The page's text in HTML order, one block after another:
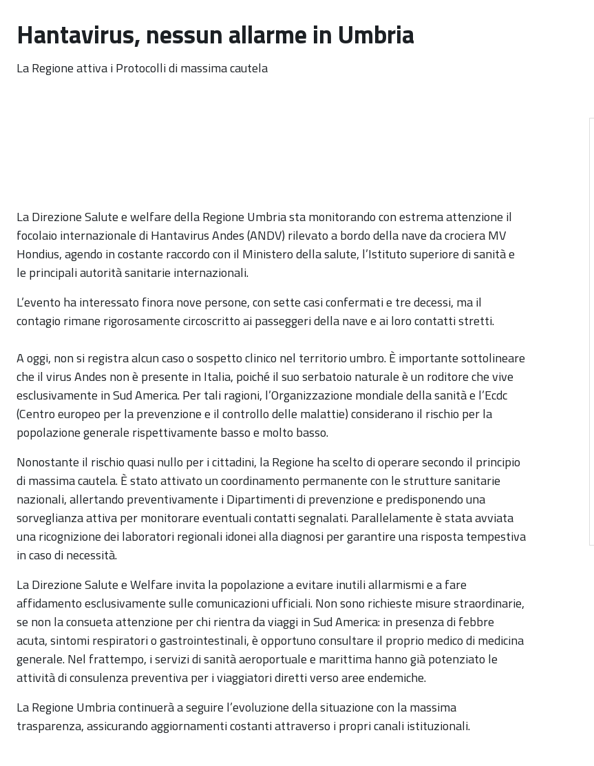
Hantavirus, nessun allarme in Umbria
La Regione attiva i Protocolli di massima cautela
La Direzione Salute e welfare della Regione Umbria sta monitorando con estrema attenzione il
focolaio internazionale di Hantavirus Andes (ANDV) rilevato a bordo della nave da crociera MV
Hondius, agendo in costante raccordo con il Ministero della salute, l’Istituto superiore di sanità e
le principali autorità sanitarie internazionali.
L’evento ha interessato finora nove persone, con sette casi confermati e tre decessi, ma il
contagio rimane rigorosamente circoscritto ai passeggeri della nave e ai loro contatti stretti.
Aoggi, non si registra alcun caso o sospetto clinico nel territorio umbro. È importante sottolineare
che il virus Andes non è presente in Italia, poiché il suo serbatoio naturale è un roditore che vive
esclusivamente in Sud America. Per tali ragioni, l’Organizzazione mondiale della sanità e l’Ecdc
(Centro europeo per la prevenzione e il controllo delle malattie) considerano il rischio per la
popolazione generale rispettivamente basso e molto basso.
Nonostante il rischio quasi nullo per i cittadini, la Regione ha scelto di operare secondo il principio
di massima cautela. È stato attivato un coordinamento permanente con le strutture sanitarie
nazionali, allertando preventivamente i Dipartimenti di prevenzione e predisponendo una
sorveglianza attiva per monitorare eventuali contatti segnalati. Parallelamente è stata avviata
una ricognizione dei laboratori regionali idonei alla diagnosi per garantire una risposta tempestiva
in caso di necessità.
La Direzione Salute e Welfare invita la popolazione a evitare inutili allarmismi e a fare
affidamento esclusivamente sulle comunicazioni ufficiali. Non sono richieste misure straordinarie,
se non la consueta attenzione per chi rientra da viaggi in Sud America: in presenza di febbre
acuta, sintomi respiratori o gastrointestinali, è opportuno consultare il proprio medico di medicina
generale. Nel frattempo, i servizi di sanità aeroportuale e marittima hanno già potenziato le
attività di consulenza preventiva per i viaggiatori diretti verso aree endemiche.
La Regione Umbria continuerà a seguire l’evoluzione della situazione con la massima
trasparenza, assicurando aggiornamenti costanti attraverso i propri canali istituzionali.